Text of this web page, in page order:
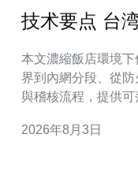
技术要点 台
本文濃縮飯店環境
界到內網分段、從
與稽核流程，提供
最適合旅館伺服器的
2026年8月3日